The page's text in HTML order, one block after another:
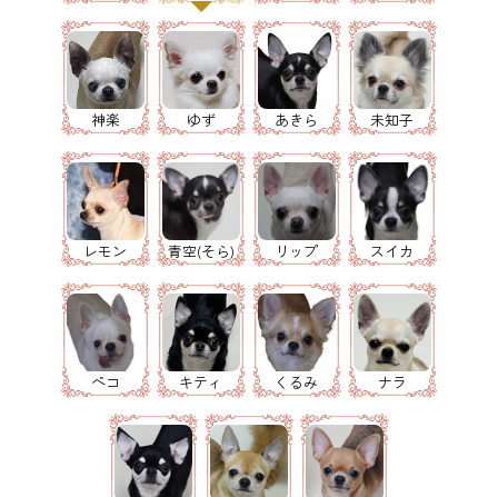
神楽 ゆず あきら 未知子
レモン 青空(そら) リップ スイカ
ペコ キティ くるみ ナラ